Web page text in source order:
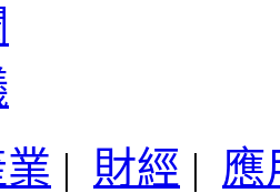
| 財經 | 應